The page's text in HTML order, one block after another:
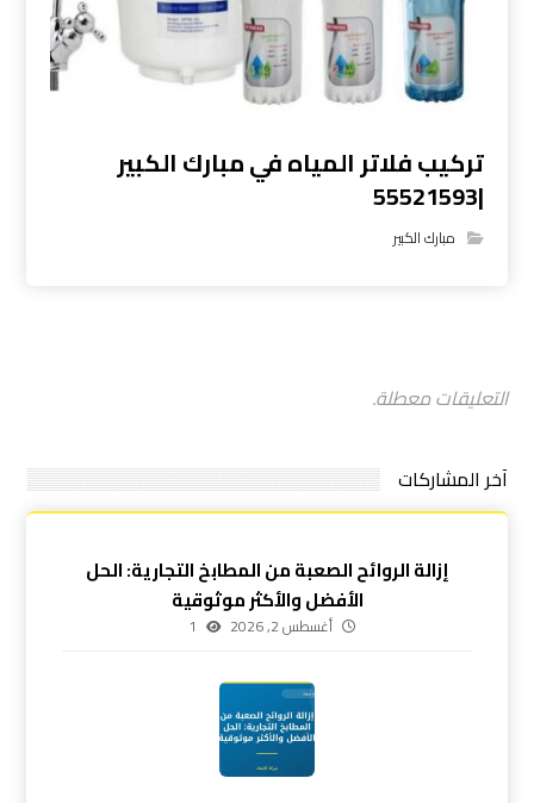
تركيب فلاتر المياه في مبارك الكبير
|55521593
مبارك الكبير
التعليقات معطلة.
آخر المشاركات
إزالة الروائح الصعبة من المطابخ التجارية: الحل
الأفضل والأكثر موثوقية
أغسطس 2, 2026 1